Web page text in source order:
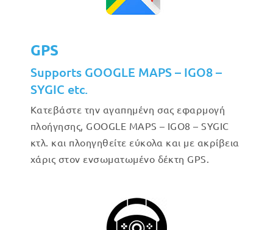
GPS
Supports GOOGLE MAPS – IGO8 –
SYGIC etc.
Κατεβάστε την αγαπημένη σας εφαρμογή
πλοήγησης, GOOGLE MAPS – IGO8 – SYGIC
κτλ. και πλοηγηθείτε εύκολα και με ακρίβεια
χάρις στον ενσωματωμένο δέκτη GPS.